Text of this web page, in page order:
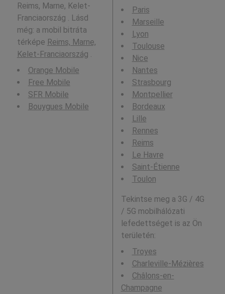
Reims, Marne, Kelet-
Franciaország . Lásd
még: a mobil bitráta
térképe Reims, Marne,
Kelet-Franciaország
Orange Mobile
Free Mobile
SFR Mobile
Bouygues Mobile
Paris
Marseille
Lyon
Toulouse
Nice
Nantes
Strasbourg
Montpellier
Bordeaux
Lille
Rennes
Reims
Le Havre
Saint-Étienne
Toulon
Tekintse meg a 3G / 4G
/ 5G mobilhálózati
lefedettséget is az Ön
területén:
Troyes
Charleville-Mézières
Châlons-en-
Champagne